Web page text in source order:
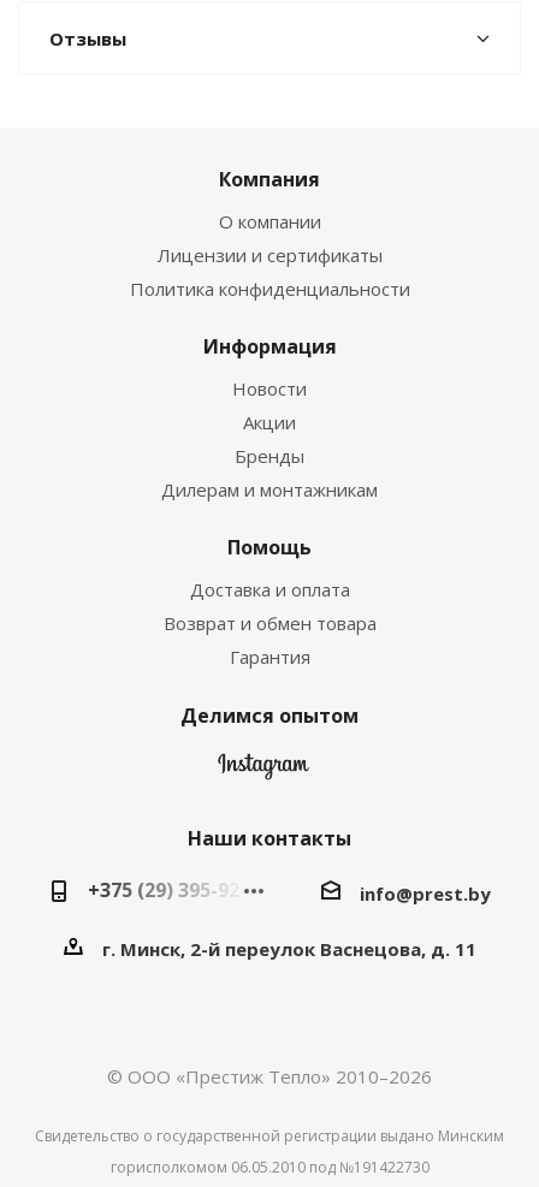
Отзывы
Компания
О компании
Лицензии и сертификаты
Политика конфиденциальности
Информация
Новости
Акции
Бренды
Дилерам и монтажникам
Помощь
Доставка и оплата
Возврат и обмен товара
Гарантия
Делимся опытом
Наши контакты
+375 (29) 395-92-92
info@prest.by
г. Минск, 2-й переулок Васнецова, д. 11
© ООО «Престиж Тепло» 2010–2026
Свидетельство о государственной регистрации выдано Минским
горисполкомом 06.05.2010 под №191422730